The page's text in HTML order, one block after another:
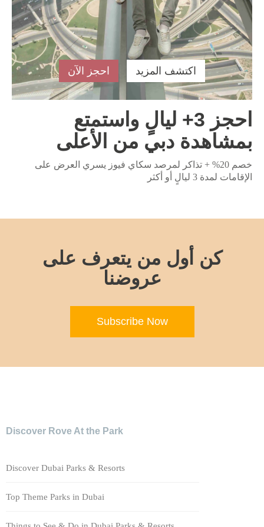
اكتشف المزيد احجز الآن
احجز 3+ ليالٍ واستمتع
بمشاهدة دبي من الأعلى
خصم 20% + تذاكر لمرصد سكاي فيوز يسري العرض على
الإقامات لمدة 3 ليالٍ أو أكثر
كن أول من يتعرف على
عروضنا
Subscribe Now
Discover Rove At the Park
Discover Dubai Parks & Resorts
Top Theme Parks in Dubai